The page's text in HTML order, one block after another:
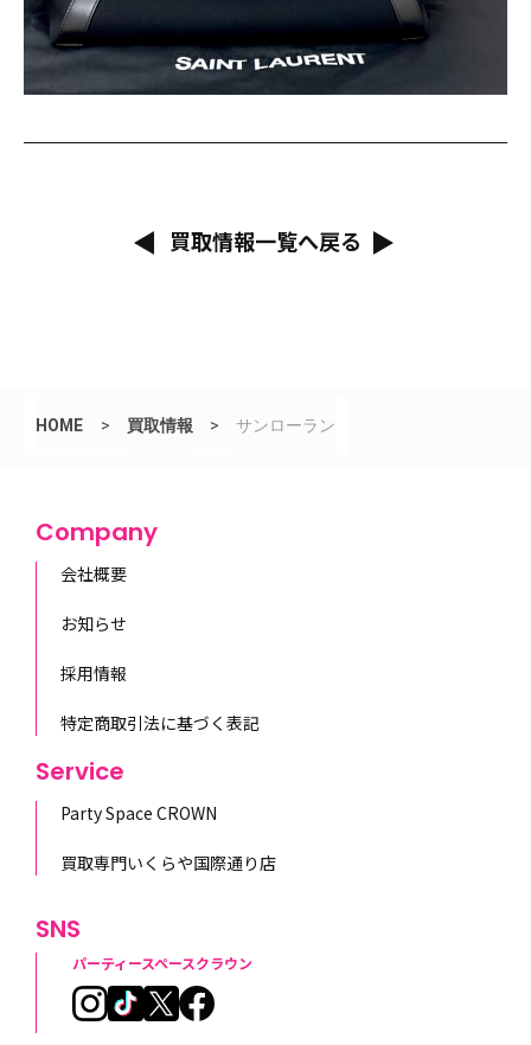
買取情報一覧へ戻る
HOME > 買取情報 > サンローラン
Company
会社概要
お知らせ
採用情報
特定商取引法に基づく表記
Service
Party Space CROWN
買取専門いくらや国際通り店
SNS
パーティースペースクラウン